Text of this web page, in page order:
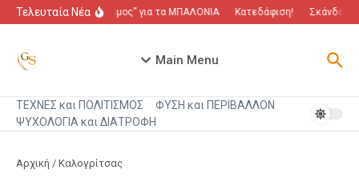
Μετάβαση στο περιεχόμενο
Τελευταία Νέα“Πόλεμος” για τα ΜΠΑΛΟΝΙΑ Κατεδάφιση! Σκάνδαλο
Main Menu
ΤΕΧΝΕΣ και ΠΟΛΙΤΙΣΜΟΣ
ΦΥΣΗ και ΠΕΡΙΒΑΛΛΟΝ
ΨΥΧΟΛΟΓΙΑ και ΔΙΑΤΡΟΦΗ
Αρχική / Καλογρίτσας